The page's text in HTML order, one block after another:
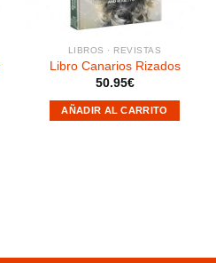
LIBROS · REVISTAS
Libro Canarios Rizados
50.95€
AÑADIR AL CARRITO